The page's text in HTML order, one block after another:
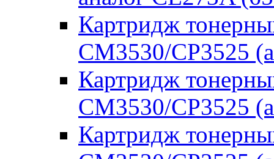
Картридж
CM3530/CP3525
Картридж
CM3530/CP3525
Картридж